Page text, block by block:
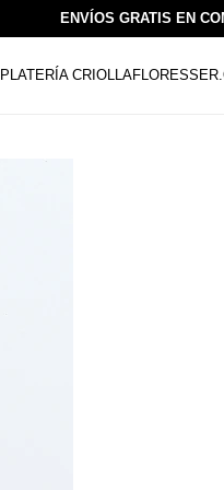
ENVÍOS GRATIS EN
PLATERÍA CRIOLLAFLORESSER.